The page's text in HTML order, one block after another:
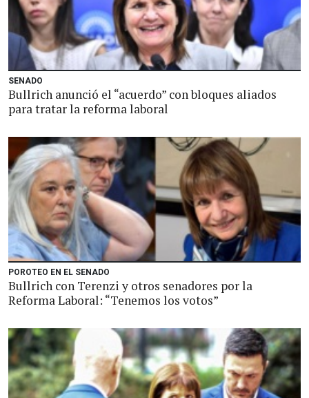
SENADO
Bullrich anunció el “acuerdo” con bloques aliados
para tratar la reforma laboral
POROTEO EN EL SENADO
Bullrich con Terenzi y otros senadores por la
Reforma Laboral: “Tenemos los votos”